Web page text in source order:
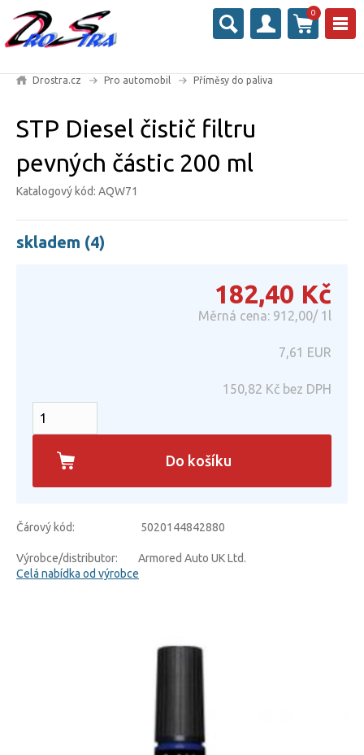
0
Drostra.cz Pro automobil Příměsy do paliva
STP Diesel čistič filtru
pevných částic 200 ml
Katalogový kód: AQW71
skladem (4)
182,40 Kč
Měrná cena: 912,00/ 1l
7,61 EUR
150,82 Kč bez DPH
Do košíku
Čárový kód: 5020144842880
Výrobce/distributor:
Armored Auto UK Ltd.
Celá nabídka od výrobce